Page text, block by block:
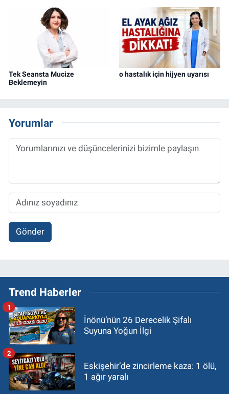
Tek Seansta Mucize
Beklemeyin
o hastalık için hijyen uyarısı
Yorumlar
Gönder
Trend Haberler
İnönü’nün 26 Derecelik Şifalı
Suyuna Yoğun İlgi
1
Eskişehir’de zincirleme kaza: 1 ölü,
1 ağır yaralı
2